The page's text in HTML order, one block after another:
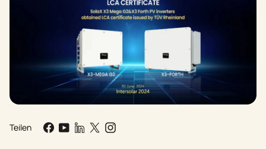
Teilen